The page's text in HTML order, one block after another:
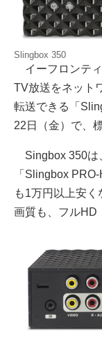
Slingbox 350
イーフロンテ
TV放送をネット
転送できる「
22日（金）で、
Singbox 350は
「Slingbox
も1万円以上安
画質も、フルHD